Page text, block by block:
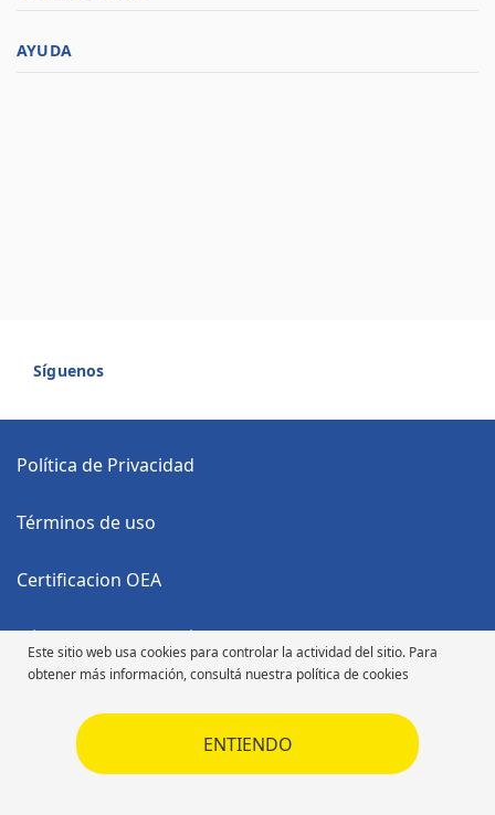
Este sitio web usa cookies para controlar la actividad del sitio. Para
obtener más información, consultá nuestra política de cookies
ENTIENDO
AYUDA
Síguenos
Política de Privacidad
Términos de uso
Certificacion OEA
Código Anticorrupción
Código de Ética